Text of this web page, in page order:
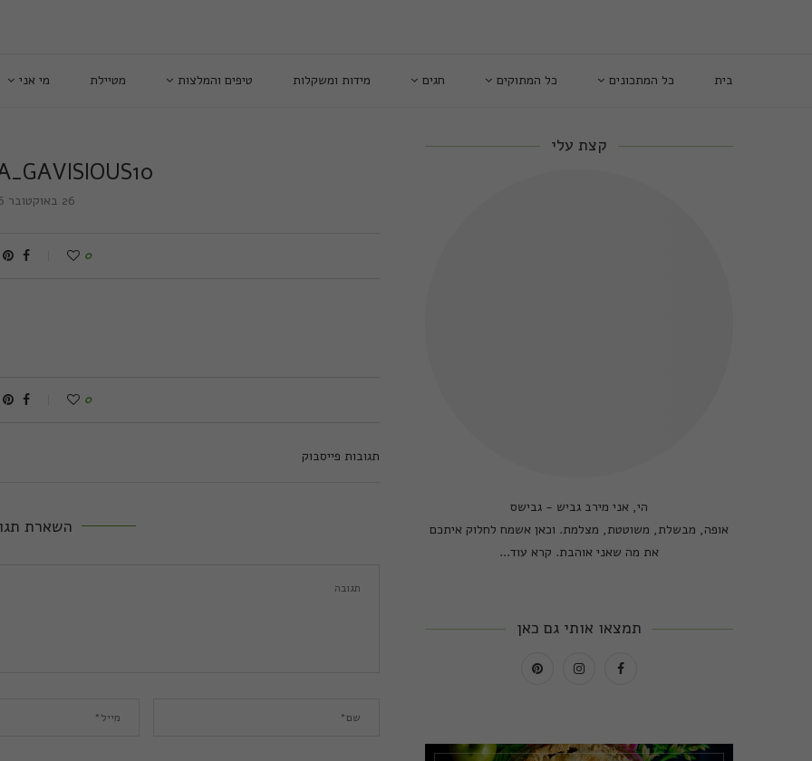
בית כל המתכונים כל המתוקים חגים מידות ומשקלות טיפים והמלצות מטיילת מי אני
26 באוקטובר 2016
0
0
תגובות פייסבוק
השארת
קצת עלי
הי, אני מירב גביש - גבישס
אופה, מבשלת, משוטטת, מצלמת. וכאן אשמח לחלוק איתכם
את מה שאני אוהבת. קרא עוד...
תמצאו אותי גם כאן